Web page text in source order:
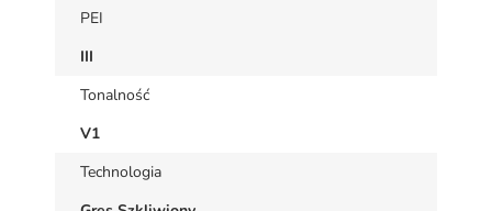
PEI
III
Tonalność
V1
Technologia